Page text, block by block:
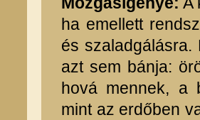
ha emellett
és
azt sem bánja:
hová mennek, a
mint az erdőben